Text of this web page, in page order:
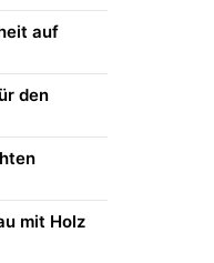
auf
den
mit Holz